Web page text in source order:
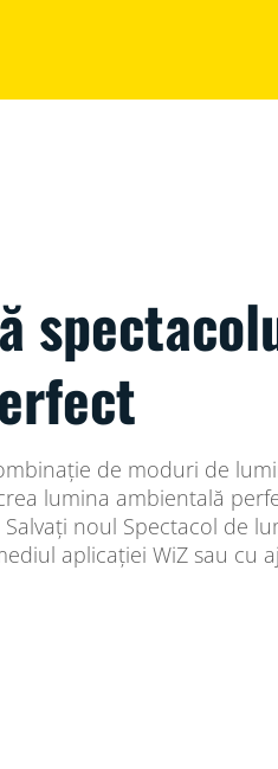
de moduri de
lumina ambientală
noul Spectacol de
aplicației WiZ sau cu